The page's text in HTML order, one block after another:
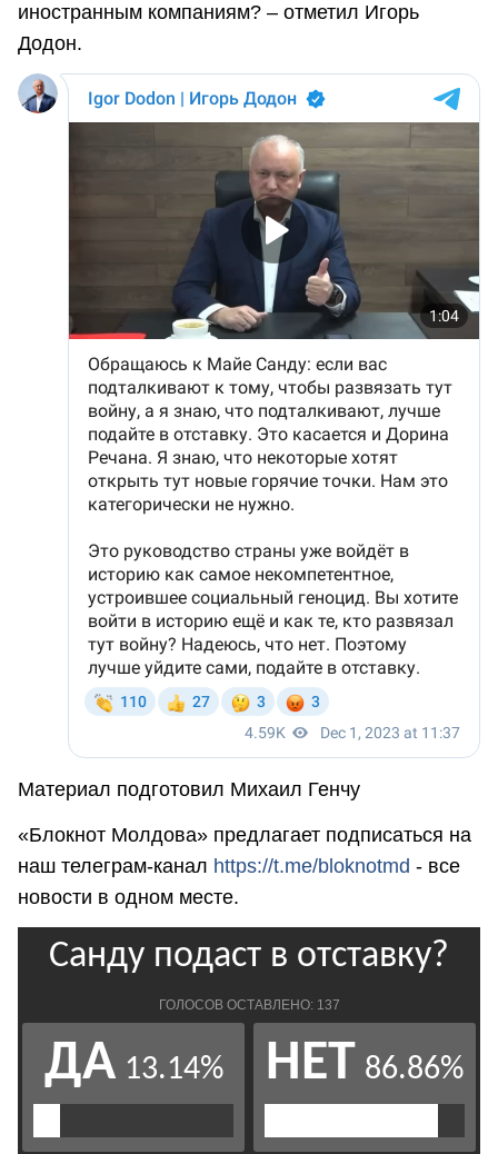
иностранным компаниям? – отметил Игорь
Додон.
Материал подготовил Михаил Генчу
«Блокнот Молдова» предлагает подписаться на
наш телеграм-канал https://t.me/bloknotmd - все
новости в одном месте.